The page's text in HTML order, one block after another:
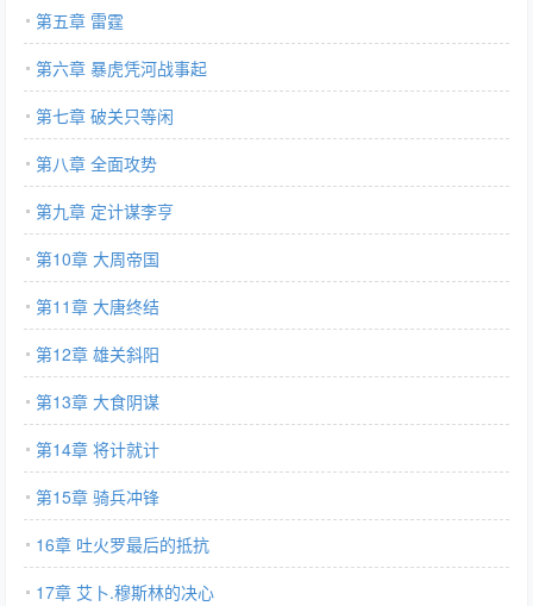
第五章 雷霆
第六章 暴虎凭河战事起
第七章 破关只等闲
第八章 全面攻势
第九章 定计谋李亨
第10章 大周帝国
第11章 大唐终结
第12章 雄关斜阳
第13章 大食阴谋
第14章 将计就计
第15章 骑兵冲锋
16章 吐火罗最后的抵抗
17章 艾卜.穆斯林的决心